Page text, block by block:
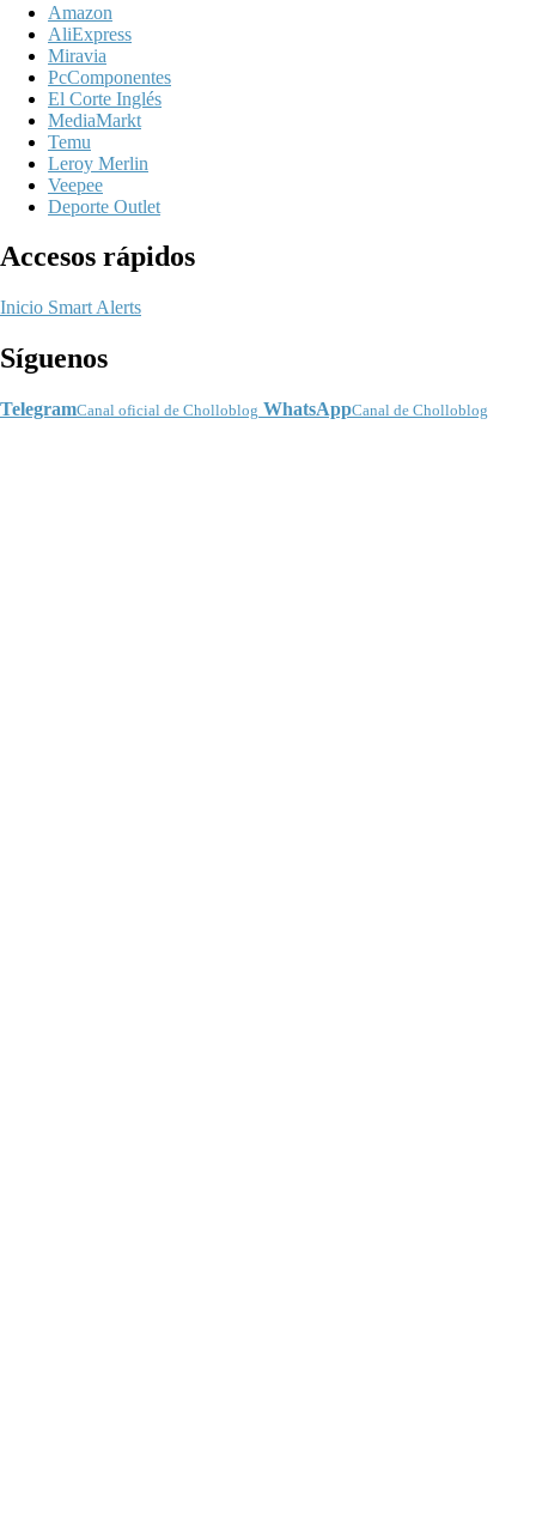
Amazon
AliExpress
Miravia
PcComponentes
El Corte Inglés
MediaMarkt
Temu
Leroy Merlin
Veepee
Deporte Outlet
Accesos rápidos
Inicio Smart Alerts
Síguenos
TelegramCanal oficial de Cholloblog WhatsAppCanal de Cholloblog